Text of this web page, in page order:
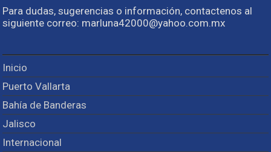
Para dudas, sugerencias o información, contactenos al
siguiente correo: marluna42000@yahoo.com.mx
Inicio
Puerto Vallarta
Bahía de Banderas
Jalisco
Internacional